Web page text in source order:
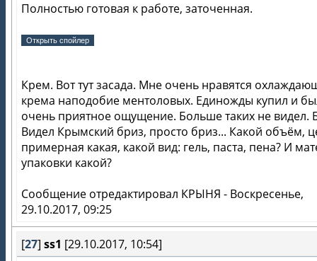
Полностью готовая к работе, заточенная.
Крем. Вот тут засада. Мне очень нравятся
крема наподобие ментоловых. Единожды купил и
очень приятное ощущение. Больше таких не видел.
Видел Крымский бриз, просто бриз... Какой объём,
примерная какая, какой вид: гель, паста, пена? И
упаковки какой?
Сообщение отредактировал КРЫНЯ - Воскресенье,
29.10.2017, 09:25
[27] ss1 [29.10.2017, 10:54]